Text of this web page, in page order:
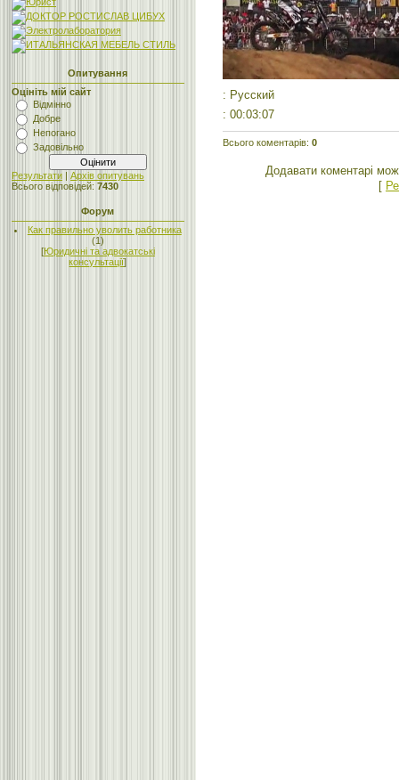
Опитування
Оцініть мій сайт
Відмінно
Добре
Непогано
Задовільно
Результати | Архів опитувань
Всього відповідей: 7430
Форум
Как правильно уволить работника
(1)
[Юридичні та адвокатські
консультації]
: Русский
: 00:03:07
Всього коментарів: 0
Додавати коментарі
[